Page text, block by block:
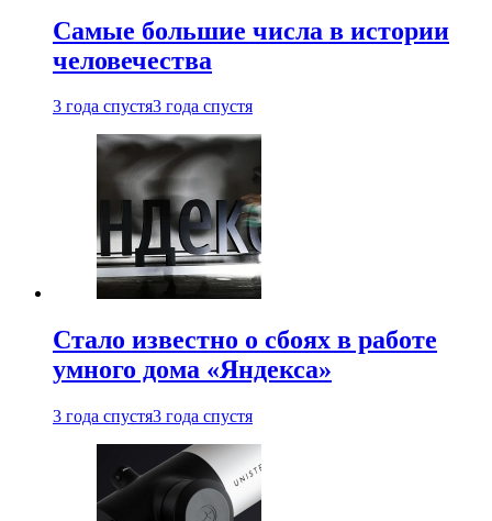
Самые большие числа в истории
человечества
3 года спустя3 года спустя
Стало известно о сбоях в работе
умного дома «Яндекса»
3 года спустя3 года спустя